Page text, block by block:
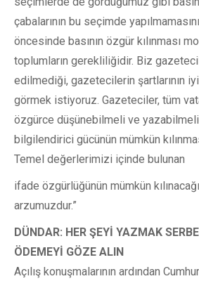
çabalarının bu seçimde
öncesinde basının özgür kılınması
toplumların gerekliliğidir. Biz
edilmediği, gazetecilerin şartlarının
görmek istiyoruz. Gazeteciler, tüm
özgürce düşünebilmeli ve
bilgilendirici gücünün mümkün
Temel değerlerimizi içinde bulunan
ifade özgürlüğünün mümkün
arzumuzdur.”
DÜNDAR: HER ŞEYİ YAZMAK
ÖDEMEYİ GÖZE ALIN
Açılış konuşmalarının ardından